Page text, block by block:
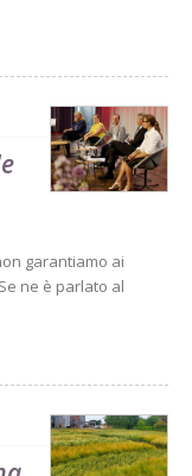
garantiamo ai
ne è parlato al